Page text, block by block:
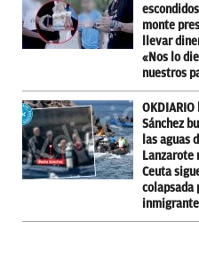
monte
llevar
«Nos lo
nuestros
Sánchez
las aguas
Lanzarote
Ceuta
colapsada